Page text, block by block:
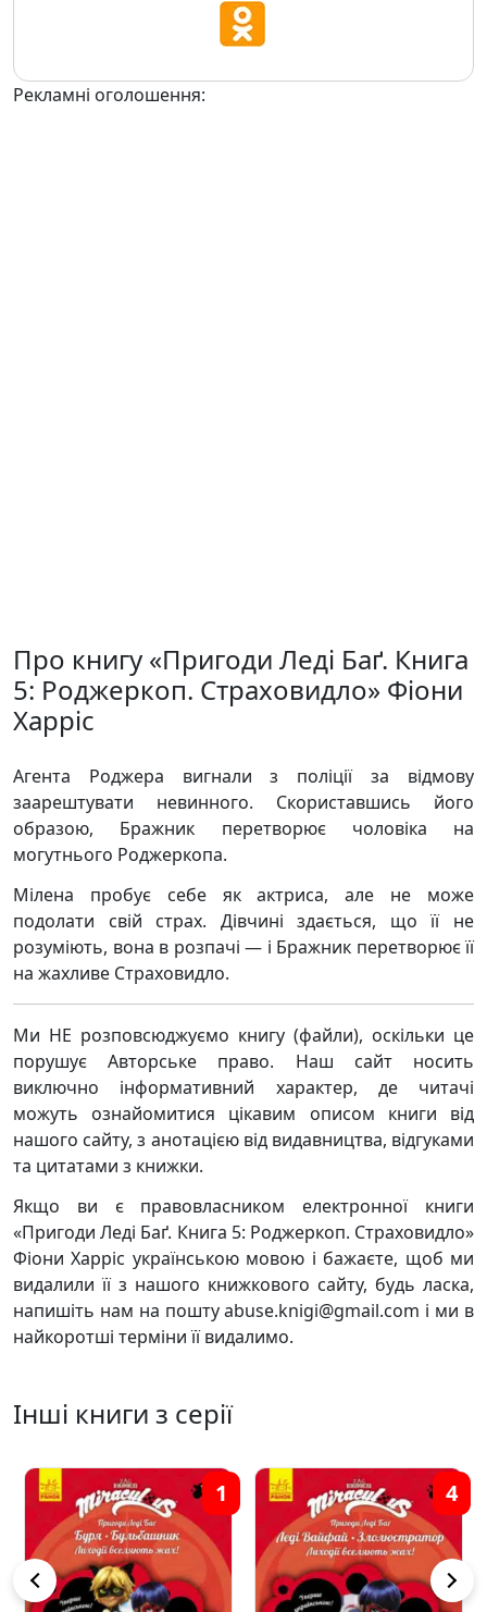
Рекламні оголошення:
Про книгу «Пригоди Леді Баґ. Книга
5: Роджеркоп. Страховидло» Фіони
Харріс
Агента Роджера вигнали з поліції за відмову
заарештувати невинного. Скориставшись його
образою, Бражник перетворює чоловіка на
могутнього Роджеркопа.
Мілена пробує себе як актриса, але не може
подолати свій страх. Дівчині здається, що її не
розуміють, вона в розпачі — і Бражник перетворює її
на жахливе Страховидло.
Ми НЕ розповсюджуємо книгу (файли), оскільки це
порушує Авторське право. Наш сайт носить
виключно інформативний характер, де читачі
можуть ознайомитися цікавим описом книги від
нашого сайту, з анотацією від видавництва, відгуками
та цитатами з книжки.
Якщо ви є правовласником електронної книги
«Пригоди Леді Баґ. Книга 5: Роджеркоп. Страховидло»
Фіони Харріс українською мовою і бажаєте, щоб ми
видалили її з нашого книжкового сайту, будь ласка,
напишіть нам на пошту abuse.knigi@gmail.com і ми в
найкоротші терміни її видалимо.
Інші книги з серії
1 4